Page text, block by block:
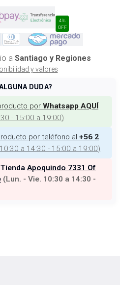
4%
OFF
a Santiago y Regiones
y valores
DUDA?
por Whatsapp AQUÍ
- 15:00 a 19:00)
por teléfono al +56 2
a 14:30 - 15:00 a 19:00)
Apoquindo 7331 Of
(Lun. - Vie. 10:30 a 14:30 -